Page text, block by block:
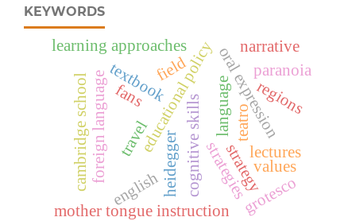
KEYWORDS
heidegger
educational policy
strategies
foreign language oral expression
english
textbook language
field
mother tongue instruction
learning approaches narrative
cognitive skills strategy
paranoia
grotesco
teatro
fans regions
lectures
cambridge school travel
values